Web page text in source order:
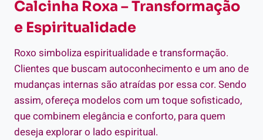
Calcinha Roxa – Transformação
e Espiritualidade
Roxo simboliza espiritualidade e transformação.
Clientes que buscam autoconhecimento e um ano de
mudanças internas são atraídas por essa cor. Sendo
assim, ofereça modelos com um toque sofisticado,
que combinem elegância e conforto, para quem
deseja explorar o lado espiritual.